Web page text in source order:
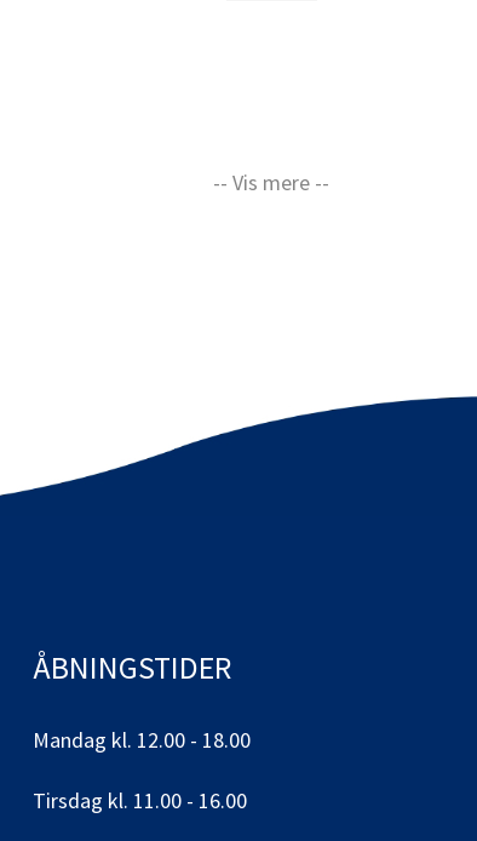
-- Vis mere --
ÅBNINGSTIDER
Mandag kl. 12.00 - 18.00
Tirsdag kl. 11.00 - 16.00